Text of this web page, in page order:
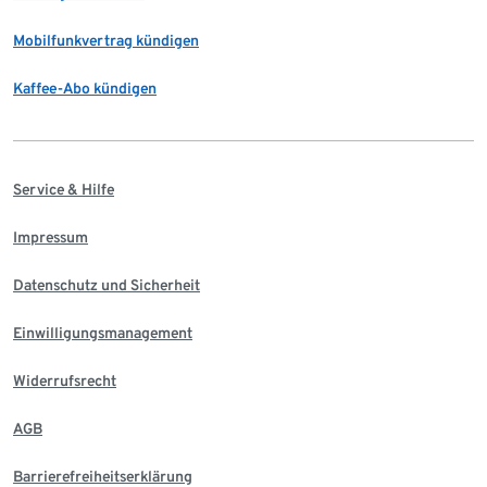
Mobilfunkvertrag kündigen
Kaffee-Abo kündigen
Service & Hilfe
Impressum
Datenschutz und Sicherheit
Einwilligungsmanagement
Widerrufsrecht
AGB
Barrierefreiheitserklärung